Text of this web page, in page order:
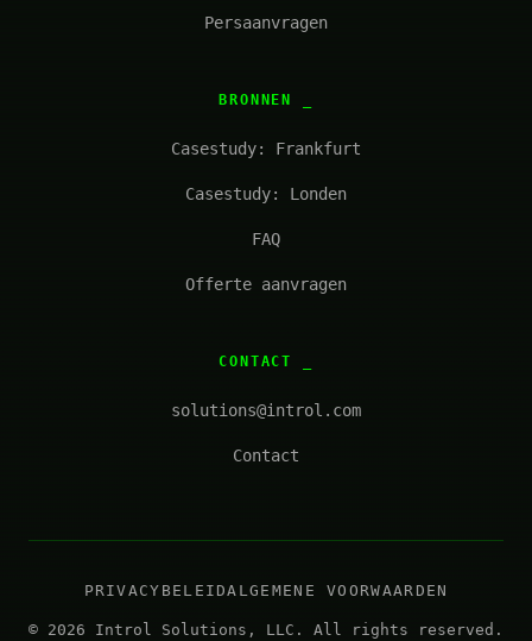
Persaanvragen
BRONNEN
Casestudy: Frankfurt
Casestudy: Londen
FAQ
Offerte aanvragen
CONTACT
solutions@introl.com
Contact
PRIVACYBELEIDALGEMENE VOORWAARDEN
© 2026 Introl Solutions, LLC. All rights reserved.